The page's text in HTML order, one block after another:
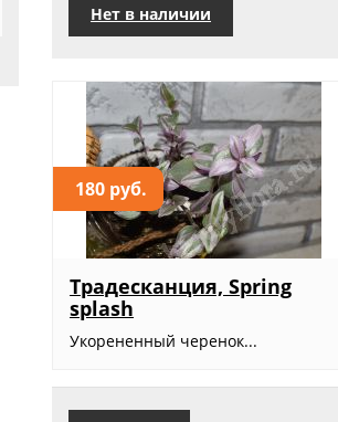
Нет в наличии
180 руб.
Традесканция, Spring
splash
Укорененный черенок...